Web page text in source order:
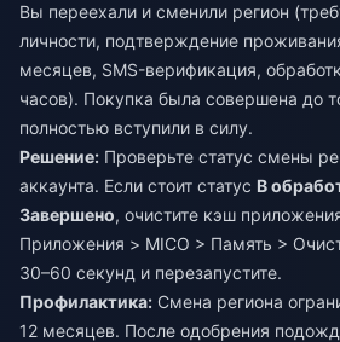
Вы переехали и сменили регион
личности, подтверждение
месяцев, SMS-верификация,
часов). Покупка была совершена до
полностью вступили в силу.
Решение: Проверьте статус смены
аккаунта. Если стоит статус В
Завершено, очистите кэш
Приложения > MICO > Память >
30–60 секунд и перезапустите.
Профилактика: Смена региона
12 месяцев. После одобрения